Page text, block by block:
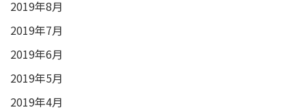
2019年8月
2019年7月
2019年6月
2019年5月
2019年4月